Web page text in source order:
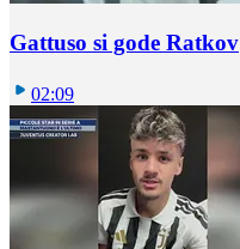
Gattuso si gode Ratkov
02:09